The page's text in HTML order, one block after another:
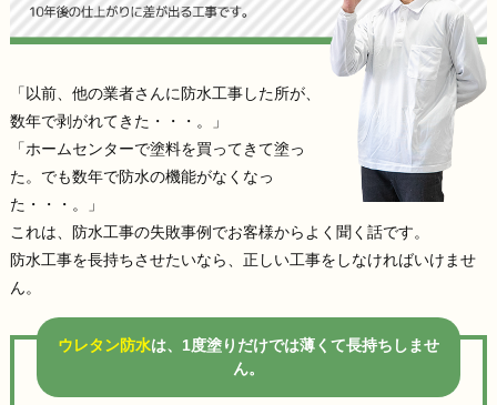
「以前、他の業者さんに防水工事した所が、
数年で剥がれてきた・・・。」
「ホームセンターで塗料を買ってきて塗っ
た。でも数年で防水の機能がなくなっ
た・・・。」
これは、防水工事の失敗事例でお客様からよく聞く話です。
防水工事を長持ちさせたいなら、正しい工事をしなければいけませ
ん。
ウレタン防水は、1度塗りだけでは薄くて長持ちしませ
ん。